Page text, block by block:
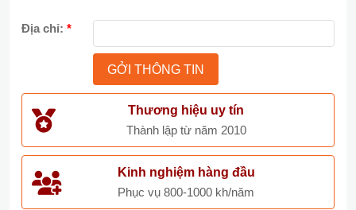
Địa chỉ: *
Thương hiệu uy tín
Thành lập từ năm 2010
Kinh nghiệm hàng đầu
Phục vụ 800-1000 kh/năm